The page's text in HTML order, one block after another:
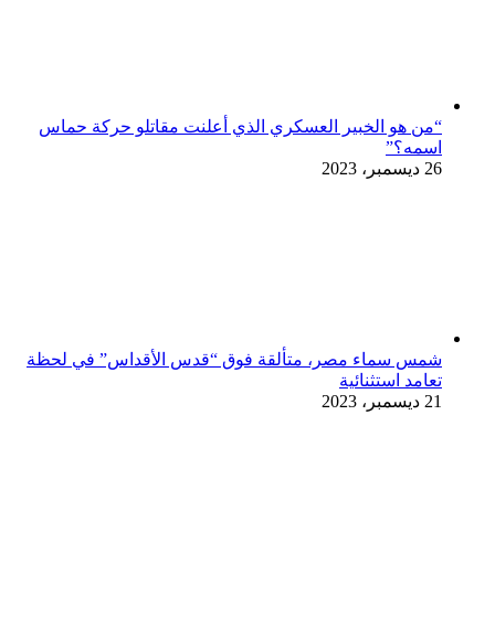
“من هو الخبير العسكري الذي أعلنت مقاتلو حركة حماس
اسمه؟”
26 ديسمبر، 2023
شمس سماء مصر، متألقة فوق “قدس الأقداس” في لحظة
تعامد استثنائية
21 ديسمبر، 2023